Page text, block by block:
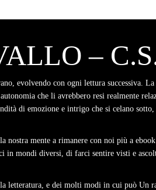
–
evolvendo con ogni lettura successiva.
che li avrebbero resi realmente
di emozione e intrigo che si celano
mente a rimanere con noi più a
in mondi diversi, di farci sentire visti e
letteratura, e dei molti modi in cui può Un